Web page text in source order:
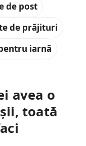
de post
de prăjituri
iarnă
avea o
toată